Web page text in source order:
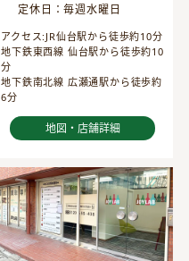
定休日：毎週水曜日
アクセス:JR仙台駅から徒歩約10分
地下鉄東西線 仙台駅から徒歩約10
分
地下鉄南北線 広瀬通駅から徒歩約
6分
地図・店舗詳細